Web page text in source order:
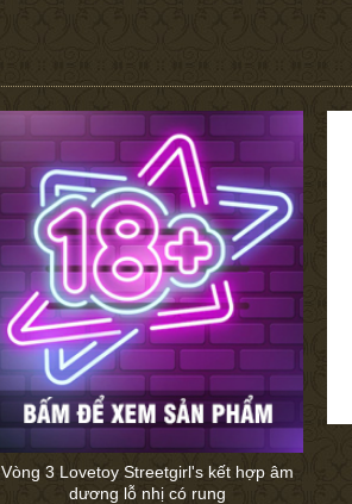
Vòng 3 Lovetoy Streetgirl's kết hợp âm
dương lỗ nhị có rung